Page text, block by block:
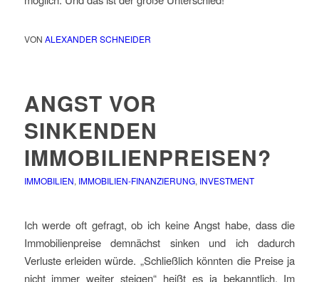
VON ALEXANDER SCHNEIDER
ANGST VOR
SINKENDEN
IMMOBILIENPREISEN?
IMMOBILIEN, IMMOBILIEN-FINANZIERUNG, INVESTMENT
Ich werde oft gefragt, ob ich keine Angst habe, dass die
Immobilienpreise demnächst sinken und ich dadurch
Verluste erleiden würde. „Schließlich könnten die Preise ja
nicht immer weiter steigen“ heißt es ja bekanntlich. Im